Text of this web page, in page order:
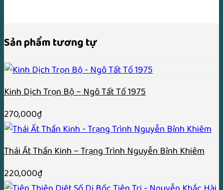
Sản phẩm tương tự
Kinh Dịch Trọn Bộ – Ngô Tất Tố 1975
270,000₫
Thái Ất Thần Kinh – Trạng Trình Nguyễn Bỉnh Khiêm
220,000₫